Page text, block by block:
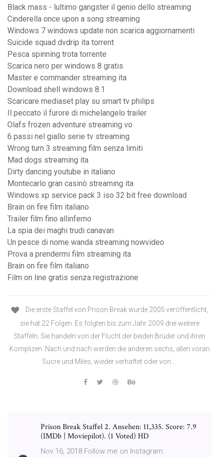
Black mass - lultimo gangster il genio dello streaming
Cinderella once upon a song streaming
Windows 7 windows update non scarica aggiornamenti
Suicide squad dvdrip ita torrent
Pesca spinning trota torrente
Scarica nero per windows 8 gratis
Master e commander streaming ita
Download shell windows 8.1
Scaricare mediaset play su smart tv philips
Il peccato il furore di michelangelo trailer
Olafs frozen adventure streaming vo
6 passi nel giallo serie tv streaming
Wrong turn 3 streaming film senza limiti
Mad dogs streaming ita
Dirty dancing youtube in italiano
Montecarlo gran casinò streaming ita
Windows xp service pack 3 iso 32 bit free download
Brain on fire film italiano
Trailer film fino allinferno
La spia dei maghi trudi canavan
Un pesce di nome wanda streaming nowvideo
Prova a prendermi film streaming ita
Brain on fire film italiano
Film on line gratis senza registrazione
Die erste Staffel von Prison Break wurde 2005 veröffentlicht,
sie hat 22 Folgen. Es folgten bis zum Jahr 2009 drei weitere
Staffeln. Sie handeln von der Flucht der beiden Brüder und ihren
Komplizen. Nach und nach werden die anderen sechs, allen voran
Sucre und Miles, wieder verhaftet oder von …
Prison Break Staffel 2. Ansehen: 11,335. Score: 7.9
(IMDb | Moviepilot). (1 Voted) HD
Nov 16, 2018 Follow me on Instagram: